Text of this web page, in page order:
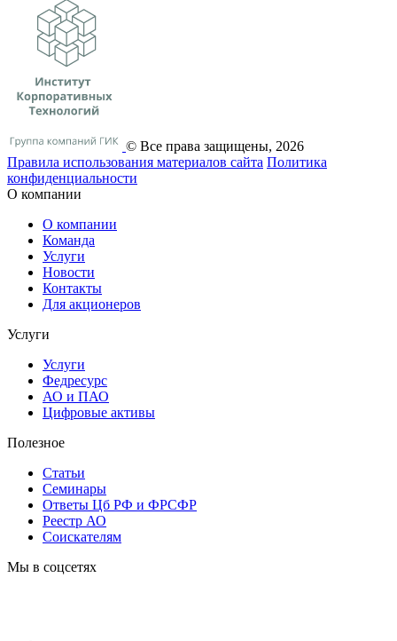
© Все права защищены, 2026
Правила использования материалов сайта Политика
конфиденциальности
О компании
О компании
Команда
Услуги
Новости
Контакты
Для акционеров
Услуги
Услуги
Федресурс
АО и ПАО
Цифровые активы
Полезное
Статьи
Cеминары
Ответы Цб РФ и ФРСФР
Реестр АО
Соискателям
Мы в соцсетях